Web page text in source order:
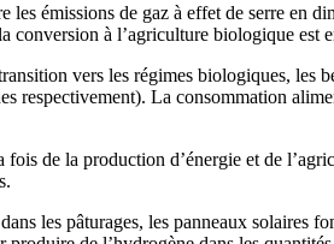
émissions de gaz à effet de serre en
conversion à l’agriculture biologique est
vers les régimes biologiques, les
respectivement). La consommation
de la production d’énergie et de
les pâturages, les panneaux solaires